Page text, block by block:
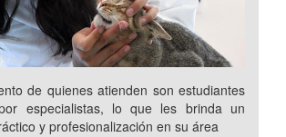
de quienes atienden son estudiantes
especialistas, lo que les brinda un
y profesionalización en su área